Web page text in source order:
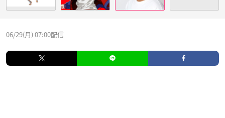
06/29(月) 07:00配信